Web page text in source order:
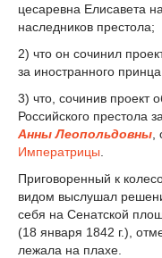
цесаревна Елисавета
наследников престола;
2) что он сочинил
за иностранного
3) что, сочинив проект
Российского престола
Анны Леопольдовны
Императрицы
Приговоренный к
видом выслушал
себя на Сенатской
(18 января 1842 г.),
лежала на плахе.